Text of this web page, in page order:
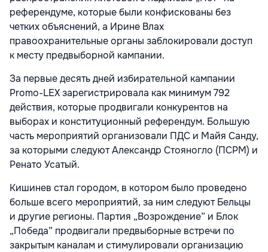
референдуме, которые были конфискованы без
четких объяснений, а Ирине Влах
правоохранительные органы заблокировали доступ
к месту предвыборной кампании.
За первые десять дней избирательной кампании
Promo-LEX зарегистрировала как минимум 792
действия, которые продвигали конкурентов на
выборах и конституционный референдум. Большую
часть мероприятий организовали ПДС и Майя Санду,
за которыми следуют Александр Стояногло (ПСРМ) и
Ренато Усатый.
Кишинев стал городом, в котором было проведено
больше всего мероприятий, за ним следуют Бельцы
и другие регионы. Партия „Возрождение” и Блок
„Победа” продвигали предвыборные встречи по
закрытым каналам и стимулировали организацию